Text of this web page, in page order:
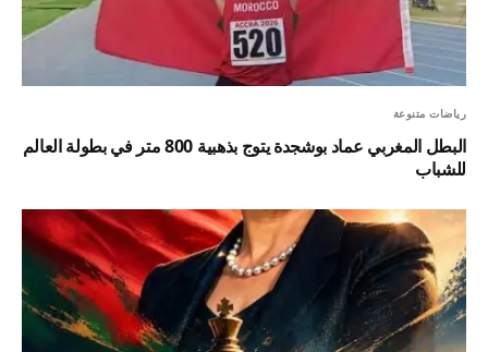
رياضات متنوعة
البطل المغربي عماد بوشجدة يتوج بذهبية 800 متر في بطولة العالم
للشباب